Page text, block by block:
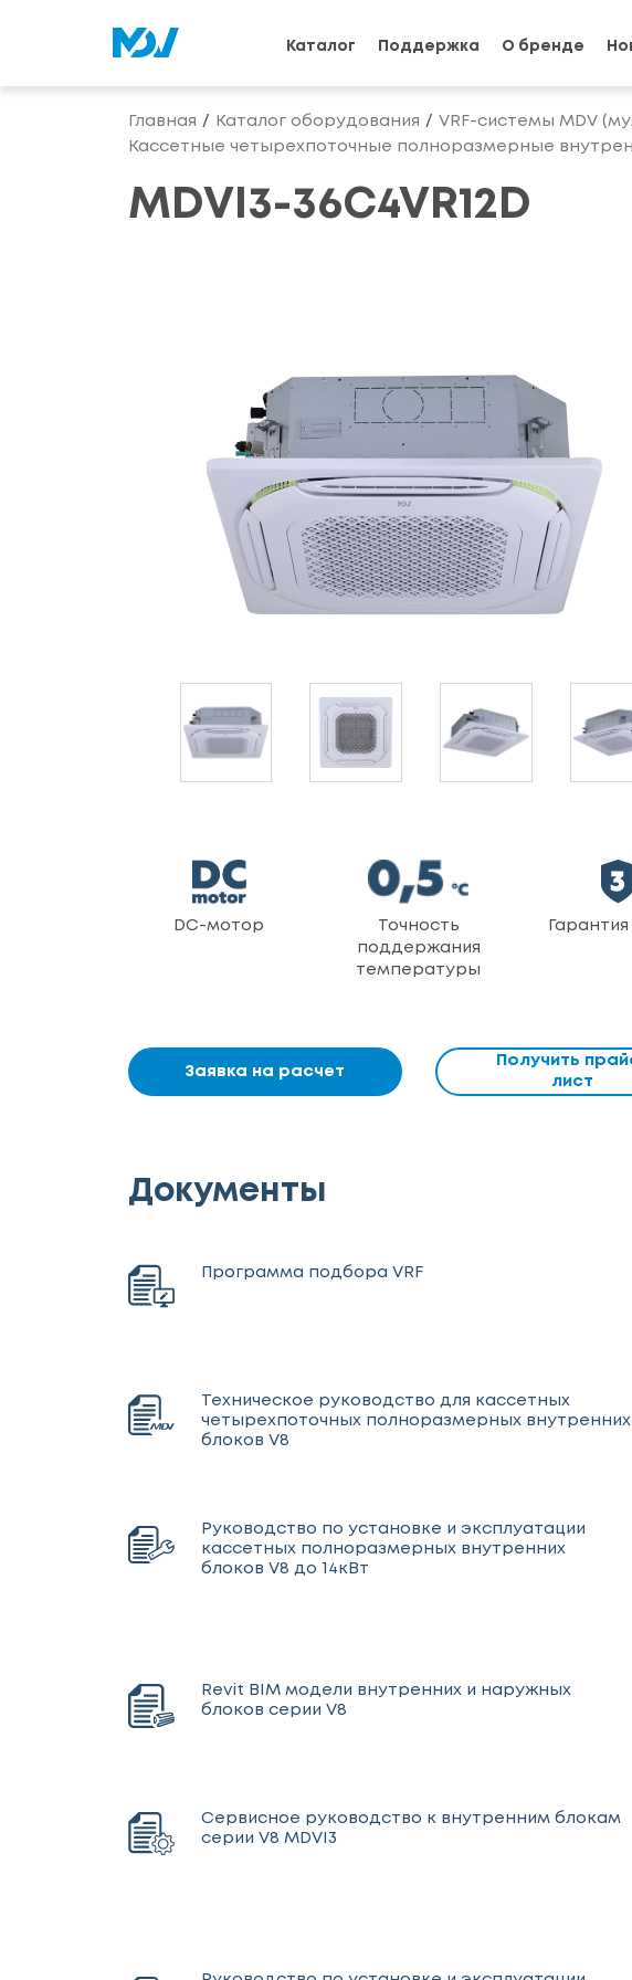
Каталог Поддержка О бренде
Главная Каталог оборудования VRF-системы MDV
Кассетные четырехпоточные полноразмерные
MDVI3-36C4VR12D
DC-мотор
Точность
поддержания
температуры
Заявка на расчет
Получить
лист
Документы
Программа подбора VRF
Техническое руководство для кассетных
четырехпоточных полноразмерных внутренних
блоков V8
Руководство по установке и эксплуатации
кассетных полноразмерных внутренних
блоков V8 до 14кВт
Revit BIM модели внутренних и наружных
блоков серии V8
Сервисное руководство к внутренним блокам
серии V8 MDVI3